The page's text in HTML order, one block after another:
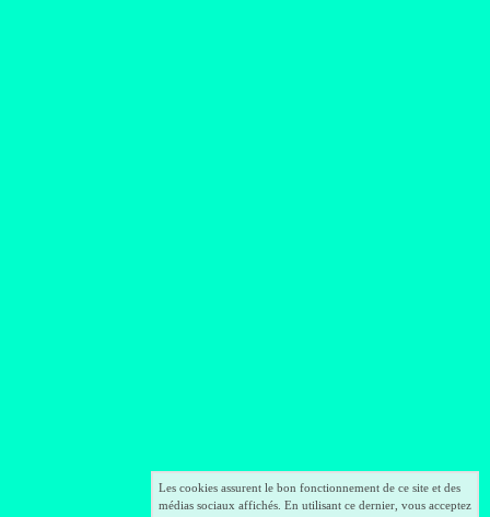
Les cookies assurent le bon fonctionnement de ce site et des
médias sociaux affichés. En utilisant ce dernier, vous acceptez